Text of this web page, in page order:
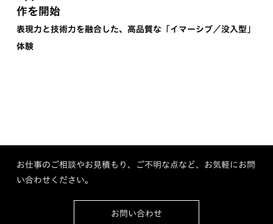
作を開始
表現力と技術力を融合した、高品質な「イマーシブ／没入型」
体験
お仕事のご相談やお見積もり、ご不明な点など、お気軽にお問
い合わせください。
お問い合わせ